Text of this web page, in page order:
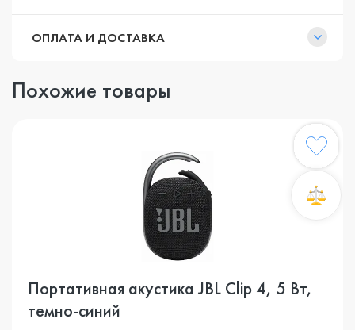
ОПЛАТА И ДОСТАВКА
Похожие товары
Портативная акустика JBL Clip 4, 5 Вт,
темно-синий